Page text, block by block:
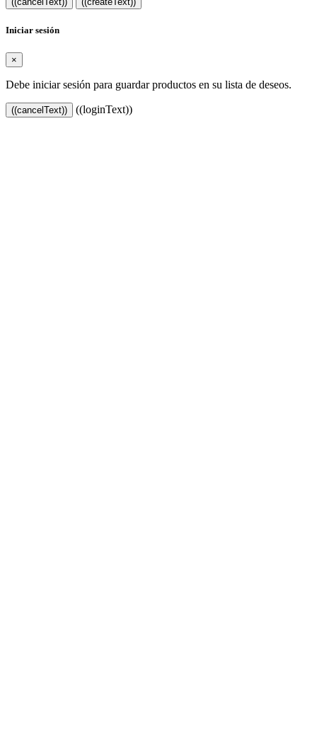
Iniciar sesión
×
Debe iniciar sesión para guardar productos en su lista de deseos.
((cancelText)) ((loginText))